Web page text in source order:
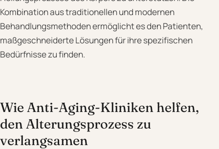
Kombination aus traditionellen und modernen
Behandlungsmethoden ermöglicht es den Patienten,
maßgeschneiderte Lösungen für ihre spezifischen
Bedürfnisse zu finden.
Wie Anti-Aging-Kliniken helfen,
den Alterungsprozess zu
verlangsamen